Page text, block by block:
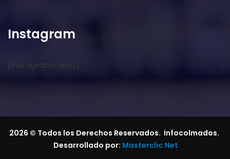
Instagram
[instagram-feed]
2026 © Todos los Derechos Reservados. Infocolmados.
Desarrollado por: Masterclic.Net